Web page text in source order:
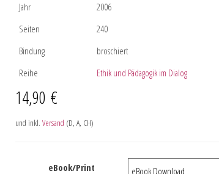
Jahr
2006
Seiten
240
Bindung
broschiert
Reihe
Ethik und Pädagogik im Dialog
14,90 €
und inkl. Versand (D, A, CH)
eBook/Print